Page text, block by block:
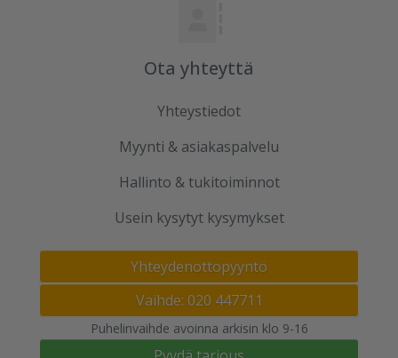
Ota yhteyttä
Yhteystiedot
Myynti & asiakaspalvelu
Hallinto & tukitoiminnot
Usein kysytyt kysymykset
Yhteydenottopyyntö
Vaihde: 020 447711
Puhelinvaihde avoinna arkisin klo 9-16